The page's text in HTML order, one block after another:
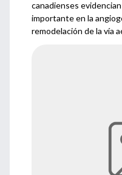
canadienses
importante en la
remodelación de la vía